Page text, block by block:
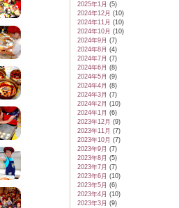
2025年1月 (5)
2024年12月 (10)
2024年11月 (10)
2024年10月 (10)
2024年9月 (7)
2024年8月 (4)
2024年7月 (7)
2024年6月 (8)
2024年5月 (9)
2024年4月 (8)
2024年3月 (7)
2024年2月 (10)
2024年1月 (6)
2023年12月 (9)
2023年11月 (7)
2023年10月 (7)
2023年9月 (7)
2023年8月 (5)
2023年7月 (7)
2023年6月 (10)
2023年5月 (6)
2023年4月 (10)
2023年3月 (9)